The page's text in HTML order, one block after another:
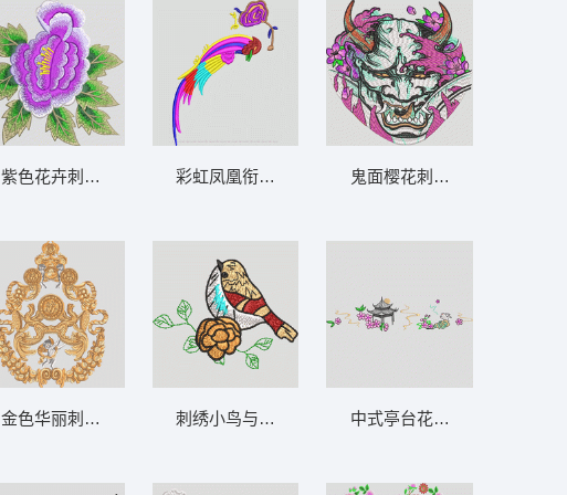
紫色花卉刺绣图案 靓花 旗袍
金色华丽刺绣徽章图案 人物 希腊 神话 丘比
彩虹凤凰衔花图案 鸟
刺绣小鸟与花朵图案 鸟
鬼面樱花刺绣图案 鬼怪鞋
中式亭台花鸟刺绣图案 亭 兔